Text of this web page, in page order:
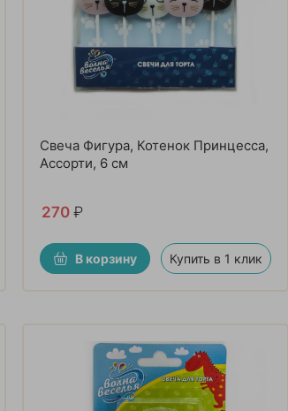
Свеча Фигура, Котенок Принцесса,
Ассорти, 6 см
270 ₽
В корзину Купить в 1 клик